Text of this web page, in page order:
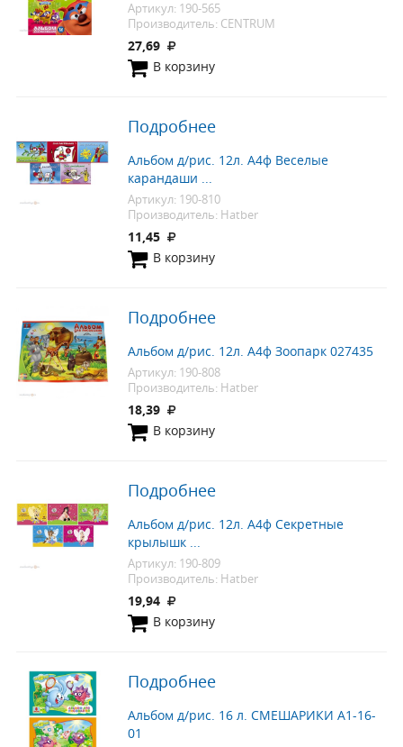
Артикул: 190-565
Производитель: CENTRUM
27,69
В корзину
Подробнее
Альбом д/рис. 12л. А4ф Веселые
карандаши ...
Артикул: 190-810
Производитель: Hatber
11,45
В корзину
Подробнее
Альбом д/рис. 12л. А4ф Зоопарк 027435
Артикул: 190-808
Производитель: Hatber
18,39
В корзину
Подробнее
Альбом д/рис. 12л. А4ф Секретные
крылышк ...
Артикул: 190-809
Производитель: Hatber
19,94
В корзину
Подробнее
Альбом д/рис. 16 л. СМЕШАРИКИ А1-16-
01